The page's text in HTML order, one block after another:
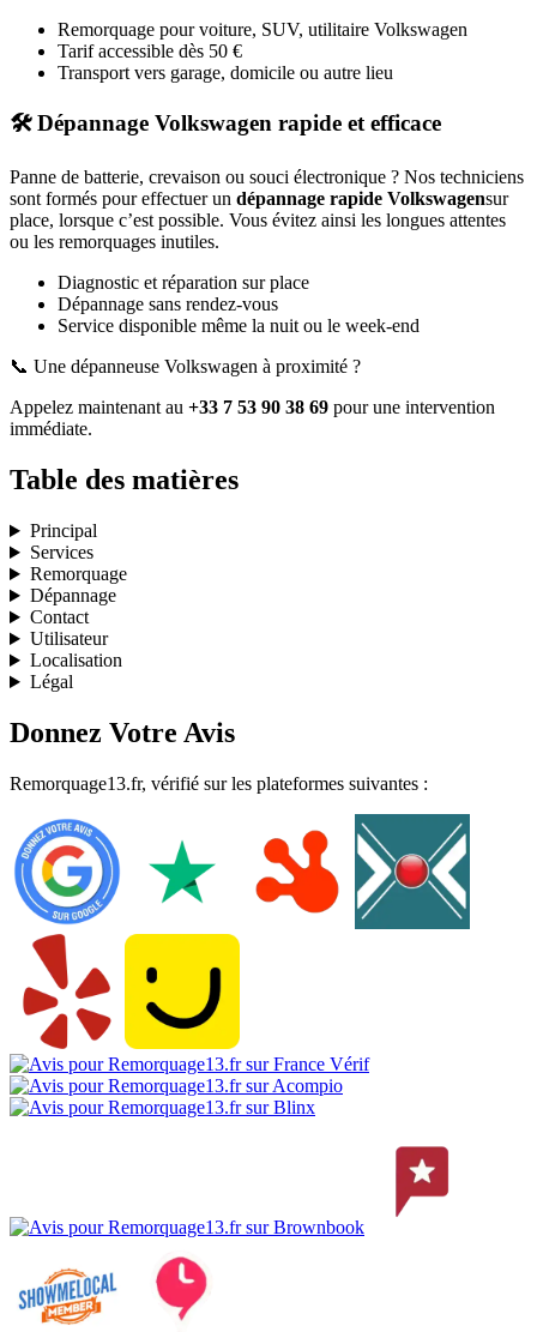
Remorquage pour voiture, SUV, utilitaire Volkswagen
Tarif accessible dès 50 €
Transport vers garage, domicile ou autre lieu
🛠️ Dépannage Volkswagen rapide et efficace
Panne de batterie, crevaison ou souci électronique ? Nos techniciens
sont formés pour effectuer un dépannage rapide Volkswagensur
place, lorsque c’est possible. Vous évitez ainsi les longues attentes
ou les remorquages inutiles.
Diagnostic et réparation sur place
Dépannage sans rendez-vous
Service disponible même la nuit ou le week-end
📞 Une dépanneuse Volkswagen à proximité ?
Appelez maintenant au +33 7 53 90 38 69 pour une intervention
immédiate.
Table des matières
Principal
Services
Remorquage
Dépannage
Contact
Utilisateur
Localisation
Légal
Donnez Votre Avis
Remorquage13.fr, vérifié sur les plateformes suivantes :